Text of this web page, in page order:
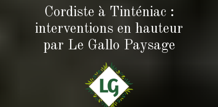
Cordiste à Tinténiac :
interventions en hauteur
par Le Gallo Paysage